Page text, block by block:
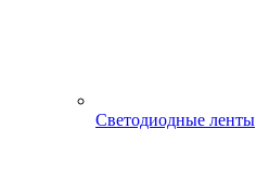
Светодиодные ленты